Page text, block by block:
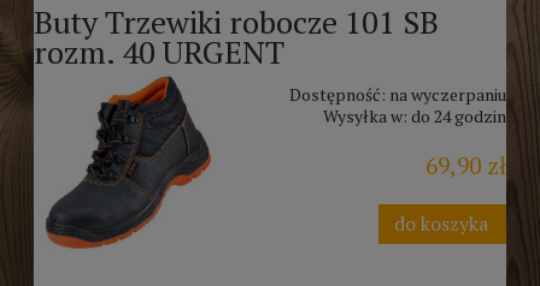
Buty Trzewiki robocze 101 SB
rozm. 40 URGENT
Dostępność: na wyczerpaniu
Wysyłka w: do 24 godzin
69,90 zł
do koszyka